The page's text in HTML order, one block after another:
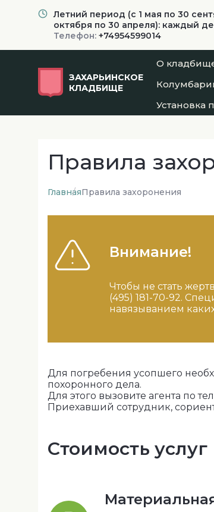
Летний период (с 1 мая по 30
октября по 30 апреля): каждый
Телефон: +74954599014
ЗАХАРЬИНСКОЕ
КЛАДБИЩЕ
О
Установка
Правила
ГлавнаяПравила захоронения
Внимание!
Чтобы не стать
(495) 181-70-92.
навязыванием
Для погребения усопшего
похоронного дела.
Для этого вызовите агента по
Приехавший сотрудник,
Стоимость услуг